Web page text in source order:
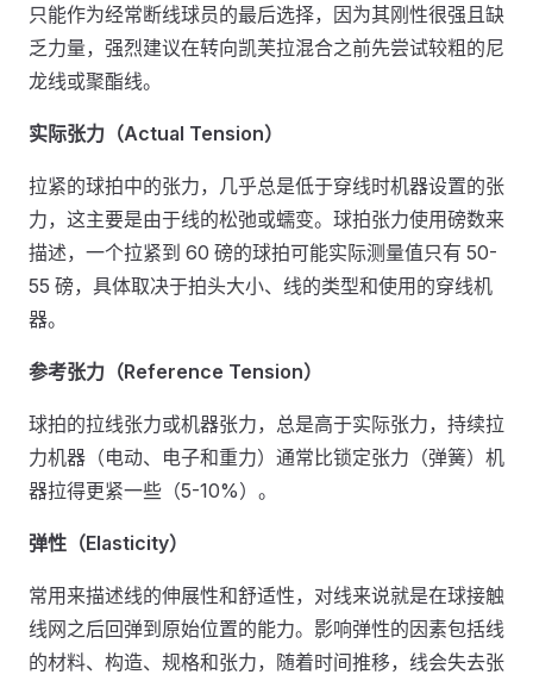
只能作为经常断线球员的最后选择，因为其刚性很强且缺
乏力量，强烈建议在转向凯芙拉混合之前先尝试较粗的尼
龙线或聚酯线。
实际张力（Actual Tension）
拉紧的球拍中的张力，几乎总是低于穿线时机器设置的张
力，这主要是由于线的松弛或蠕变。球拍张力使用磅数来
描述，一个拉紧到 60 磅的球拍可能实际测量值只有 50-
55 磅，具体取决于拍头大小、线的类型和使用的穿线机
器。
参考张力（Reference Tension）
球拍的拉线张力或机器张力，总是高于实际张力，持续拉
力机器（电动、电子和重力）通常比锁定张力（弹簧）机
器拉得更紧一些（5-10%）。
弹性（Elasticity）
常用来描述线的伸展性和舒适性，对线来说就是在球接触
线网之后回弹到原始位置的能力。影响弹性的因素包括线
的材料、构造、规格和张力，随着时间推移，线会失去张